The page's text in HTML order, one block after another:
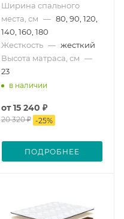
Ширина спального
места, см — 80, 90, 120,
140, 160, 180
Жесткость — жесткий
Высота матраса, см —
23
в наличии
от15 240 ₽
20 320 ₽ -25%
ПОДРОБНЕЕ